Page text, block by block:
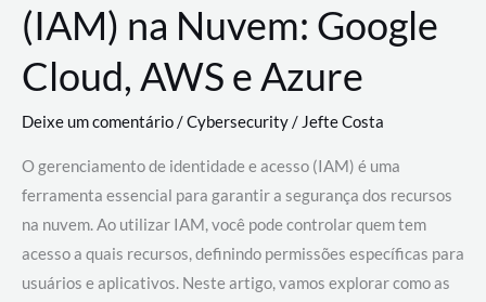
(IAM) na Nuvem: Google
Cloud, AWS e Azure
Deixe um comentário/Cybersecurity/ Jefte Costa
O gerenciamento de identidade e acesso (IAM) é uma
ferramenta essencial para garantir a segurança dos recursos
na nuvem. Ao utilizar IAM, você pode controlar quem tem
acesso a quais recursos, definindo permissões específicas para
usuários e aplicativos. Neste artigo, vamos explorar como as